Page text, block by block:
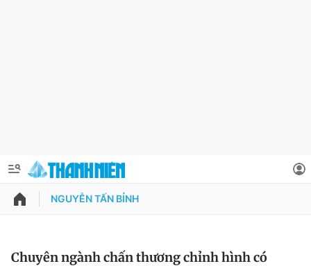
QUẢNG CÁO
Thông tin tài khoản
NGUYỄN TẤN BỈNH
Chuyên ngành chấn thương chỉnh hình có